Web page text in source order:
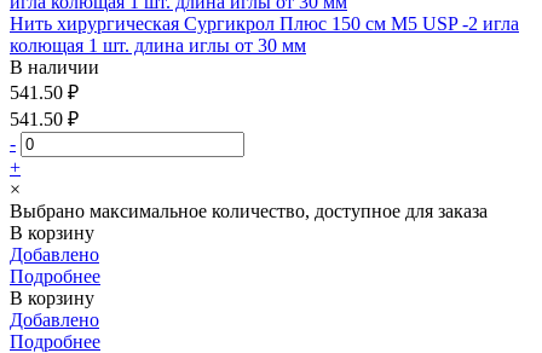
Нить хирургическая Сургикрол Плюс 150 см М5 USP -2 игла
колющая 1 шт. длина иглы от 30 мм
В наличии
541.50 ₽
541.50 ₽
-
+
×
Выбрано максимальное количество, доступное для заказа
В корзину
Добавлено
Подробнее
В корзину
Добавлено
Подробнее